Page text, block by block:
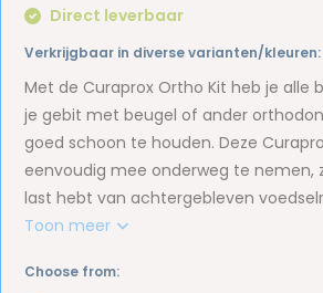
Direct leverbaar
Verkrijgbaar in diverse varianten/kleuren:
Met de Curaprox Ortho Kit heb je alle
je gebit met beugel of ander
goed schoon te houden. Deze
eenvoudig mee onderweg te nemen,
last hebt van achtergebleven
Toon meer
Choose from: